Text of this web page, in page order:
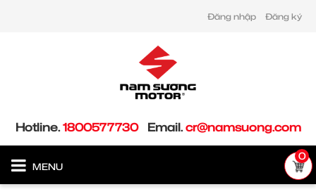
Đăng nhập Đăng ký
Hotline.1800577730 Email.cr@namsuong.com
MENU
0